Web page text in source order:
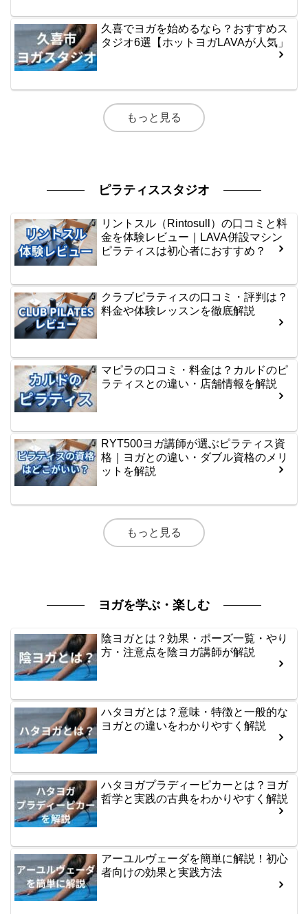
久喜でヨガを始めるなら？おすすめス
タジオ6選【ホットヨガLAVAが人気」
もっと見る
ピラティススタジオ
リントスル（Rintosull）の口コミと料
金を体験レビュー｜LAVA併設マシン
ピラティスは初心者におすすめ？
クラブピラティスの口コミ・評判は？
料金や体験レッスンを徹底解説
マピラの口コミ・料金は？カルドのピ
ラティスとの違い・店舗情報を解説
RYT500ヨガ講師が選ぶピラティス資
格｜ヨガとの違い・ダブル資格のメリ
ットを解説
もっと見る
ヨガを学ぶ・楽しむ
陰ヨガとは？効果・ポーズ一覧・やり
方・注意点を陰ヨガ講師が解説
ハタヨガとは？意味・特徴と一般的な
ヨガとの違いをわかりやすく解説
ハタヨガプラディーピカーとは？ヨガ
哲学と実践の古典をわかりやすく解説
アーユルヴェーダを簡単に解説！初心
者向けの効果と実践方法